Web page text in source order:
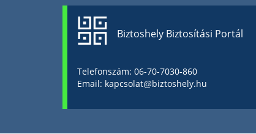
Biztoshely Biztosítási Portál
Telefonszám: 06-70-7030-860
Email: kapcsolat@biztoshely.hu